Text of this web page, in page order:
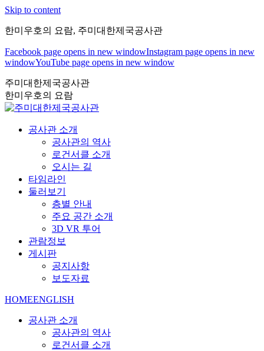
Skip to content
한미우호의 요람, 주미대한제국공사관
Facebook page opens in new windowInstagram page opens in new
windowYouTube page opens in new window
주미대한제국공사관
한미우호의 요람
공사관 소개
공사관의 역사
로건서클 소개
오시는 길
타임라인
둘러보기
층별 안내
주요 공간 소개
3D VR 투어
관람정보
게시판
공지사항
보도자료
HOMEENGLISH
공사관 소개
공사관의 역사
로건서클 소개